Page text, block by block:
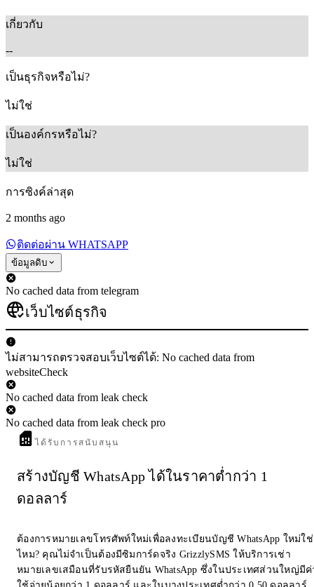
เกี่ยวกับ
--
เป็นธุรกิจหรือไม่?
ไม่ใช่
เป็นองค์กรหรือไม่?
ไม่ใช่
การซิงค์ล่าสุด
2 months ago
ติดต่อผ่าน WHATSAPP
ข้อมูลดิบ
No cached data from telegram
เว็บไซต์ธุรกิจ
ไม่สามารถตรวจสอบเว็บไซต์ได้: No cached data from
websiteCheck
No cached data from leak check
No cached data from leak check pro
ได้รับการสนับสนุน
สร้างบัญชี WhatsApp ได้ในราคาต่ำกว่า 1
ดอลลาร์
ต้องการหมายเลขโทรศัพท์ใหม่เพื่อลงทะเบียนบัญชี WhatsApp ใหม่ใช่
ไหม? คุณไม่จำเป็นต้องมีซิมการ์ดจริง GrizzlySMS ให้บริการเช่า
หมายเลขเสมือนที่รับรหัสยืนยัน WhatsApp ซึ่งในประเทศส่วนใหญ่มีค่